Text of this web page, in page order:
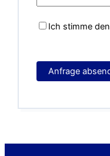
Ich stimme den